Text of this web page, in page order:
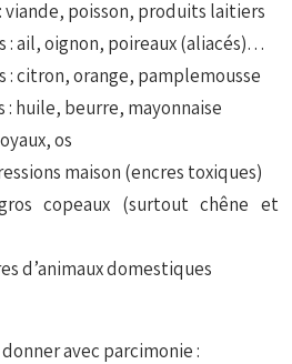
viande, poisson, produits laitiers
: ail, oignon, poireaux (aliacés)…
: citron, orange, pamplemousse
: huile, beurre, mayonnaise
os
maison (encres toxiques)
copeaux (surtout chêne et
d’animaux domestiques
avec parcimonie :